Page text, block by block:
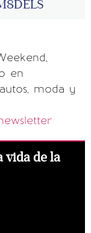
en
moda y
vida de la